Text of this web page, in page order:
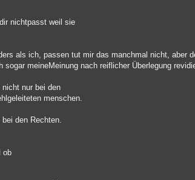
nichtpasst weil sie
als ich, passen tut mir das manchmal nicht, aber
meineMeinung nach reiflicher Überlegung
nur bei den
menschen.
den Rechten.
ob